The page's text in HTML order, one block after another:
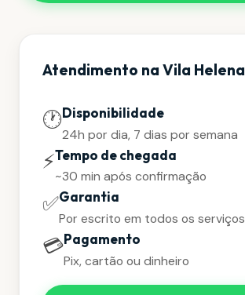
Atendimento na Vila Helena
🕐Disponibilidade
24h por dia, 7 dias por semana
⚡Tempo de chegada
~30 min após confirmação
✅Garantia
Por escrito em todos os serviços
💳Pagamento
Pix, cartão ou dinheiro